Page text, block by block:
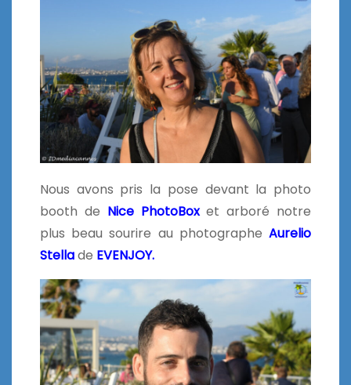
Nous avons pris la pose devant la photo
booth de Nice PhotoBoxet arboré notre
plus beau sourire au photographe Aurelio
Stellade EVENJOY.